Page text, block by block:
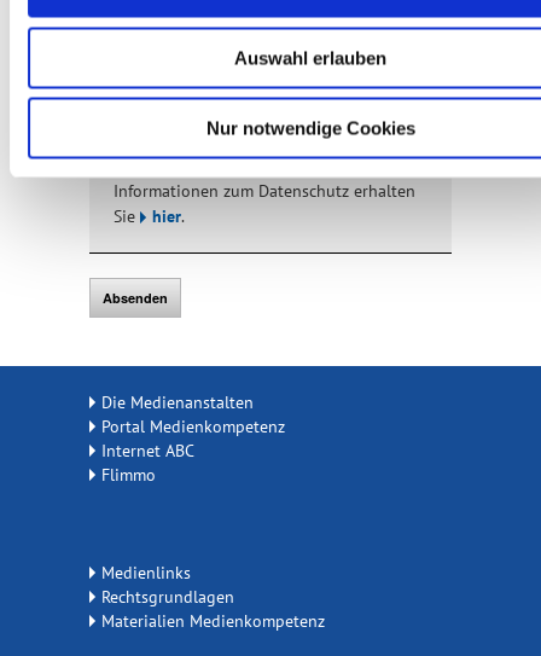
Auswahl erlauben
Nur notwendige Cookies
Informationen zum Datenschutz erhalten
Sie
hier.
Die Medienanstalten
Portal Medienkompetenz
Internet ABC
Flimmo
Medienlinks
Rechtsgrundlagen
Materialien Medienkompetenz